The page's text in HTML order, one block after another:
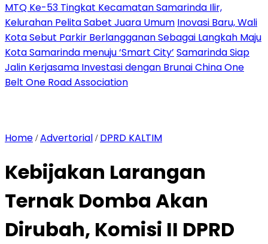
MTQ Ke-53 Tingkat Kecamatan Samarinda Ilir,
Kelurahan Pelita Sabet Juara Umum Inovasi Baru, Wali
Kota Sebut Parkir Berlangganan Sebagai Langkah Maju
Kota Samarinda menuju ‘Smart City’ Samarinda Siap
Jalin Kerjasama Investasi dengan Brunai China One
Belt One Road Association
Home /Advertorial / DPRD KALTIM
Kebijakan Larangan
Ternak Domba Akan
Dirubah, Komisi II DPRD